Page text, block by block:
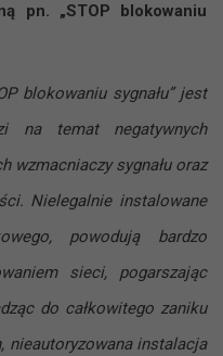
pn. „STOP blokowaniu
blokowaniu sygnału” jest
na temat negatywnych
wzmacniaczy sygnału oraz
Nielegalnie instalowane
powodują bardzo
sieci, pogarszając
do całkowitego zaniku
nieautoryzowana instalacja